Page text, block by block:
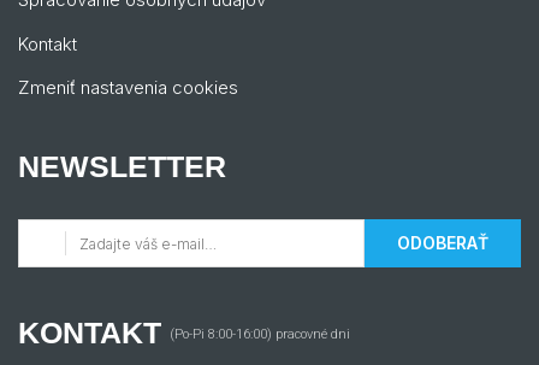
Kontakt
Zmeniť nastavenia cookies
NEWSLETTER
ODOBERAŤ
KONTAKT (Po-Pi 8:00-16:00) pracovné dni